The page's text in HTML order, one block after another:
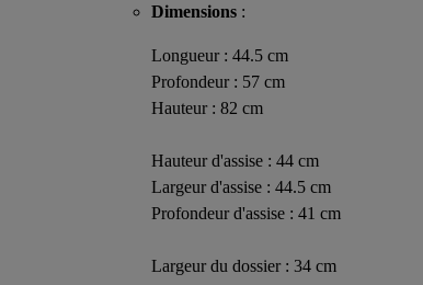
Dimensions :
Longueur : 44.5 cm
Profondeur : 57 cm
Hauteur : 82 cm
Hauteur d'assise : 44 cm
Largeur d'assise : 44.5 cm
Profondeur d'assise : 41 cm
Largeur du dossier : 34 cm